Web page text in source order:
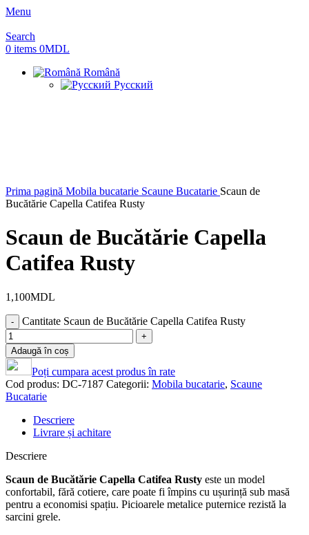
Menu
Search
0 items 0MDL
Română
Русский
Prima pagină Mobila bucatarie Scaune Bucatarie Scaun de
Bucătărie Capella Catifea Rusty
Scaun de Bucătărie Capella
Catifea Rusty
1,100MDL
Cantitate Scaun de Bucătărie Capella Catifea Rusty
Adaugă în coș
Poți cumpara acest produs în rate
Cod produs: DC-7187 Categorii: Mobila bucatarie, Scaune
Bucatarie
Descriere
Livrare și achitare
Descriere
Scaun de Bucătărie Capella Catifea Rusty este un model
confortabil, fără cotiere, care poate fi împins cu ușurință sub masă
pentru a economisi spațiu. Picioarele metalice puternice rezistă la
sarcini grele.